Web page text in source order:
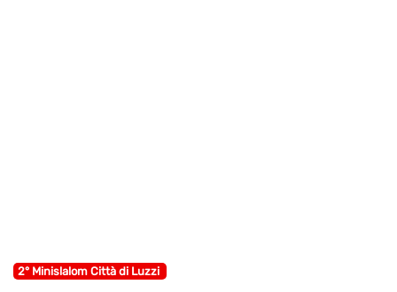
2° Minislalom Città di Luzzi